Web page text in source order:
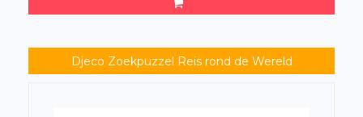
Djeco Zoekpuzzel Reis rond de Wereld